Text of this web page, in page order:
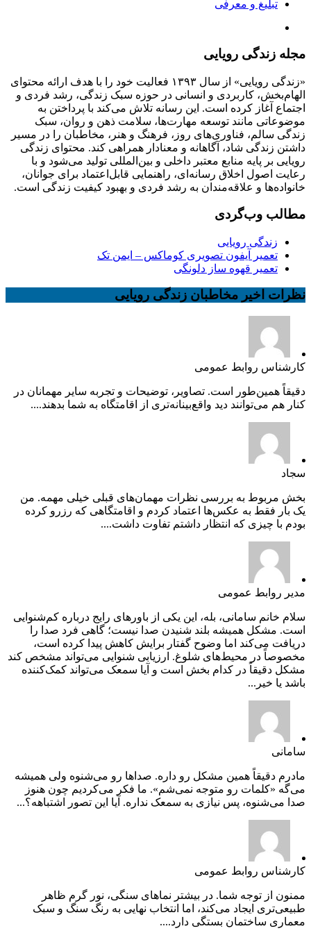
تبلیغ و معرفی
مجله زندگی رویایی
«زندگی رویایی» از سال ۱۳۹۳ فعالیت خود را با هدف ارائه محتوای
الهام‌بخش، کاربردی و انسانی در حوزه سبک زندگی، رشد فردی و
اجتماع آغاز کرده است. این رسانه تلاش می‌کند با پرداختن به
موضوعاتی مانند توسعه مهارت‌ها، سلامت ذهن و روان، سبک
زندگی سالم، فناوری‌های روز، فرهنگ و هنر، مخاطبان را در مسیر
داشتن زندگی شاد، آگاهانه و معنادار همراهی کند. محتوای زندگی
رویایی بر پایه منابع معتبر داخلی و بین‌المللی تولید می‌شود و با
رعایت اصول اخلاق رسانه‌ای، راهنمایی قابل‌اعتماد برای جوانان،
خانواده‌ها و علاقه‌مندان به رشد فردی و بهبود کیفیت زندگی است.
مطالب وب‌گردی
زندگی رویایی
تعمیر آیفون تصویری کوماکس – ایمن تک
تعمیر قهوه ساز دلونگی
نظرات اخیر مخاطبان زندگی رویایی
کارشناس روابط عمومی
دقیقاً همین‌طور است. تصاویر، توضیحات و تجربه سایر مهمانان در
کنار هم می‌توانند دید واقع‌بینانه‌تری از اقامتگاه به شما بدهند....
سجاد
بخش مربوط به بررسی نظرات مهمان‌های قبلی خیلی مهمه. من
یک بار فقط به عکس‌ها اعتماد کردم و اقامتگاهی که رزرو کرده
بودم با چیزی که انتظار داشتم تفاوت داشت....
مدیر روابط عمومی
سلام خانم سامانی، بله، این یکی از باورهای رایج درباره کم‌شنوایی
است. مشکل همیشه بلند شنیدن صدا نیست؛ گاهی فرد صدا را
دریافت می‌کند اما وضوح گفتار برایش کاهش پیدا کرده است،
مخصوصاً در محیط‌های شلوغ. ارزیابی شنوایی می‌تواند مشخص کند
مشکل دقیقاً در کدام بخش است و آیا سمعک می‌تواند کمک‌کننده
باشد یا خیر...
سامانی
مادرم دقیقاً همین مشکل رو داره. صداها رو می‌شنوه ولی همیشه
می‌گه «کلمات رو متوجه نمی‌شم». ما فکر می‌کردیم چون هنوز
صدا می‌شنوه، پس نیازی به سمعک نداره. آیا این تصور اشتباهه؟...
کارشناس روابط عمومی
ممنون از توجه شما. در بیشتر نماهای سنگی، نور گرم ظاهر
طبیعی‌تری ایجاد می‌کند، اما انتخاب نهایی به رنگ سنگ و سبک
معماری ساختمان بستگی دارد....